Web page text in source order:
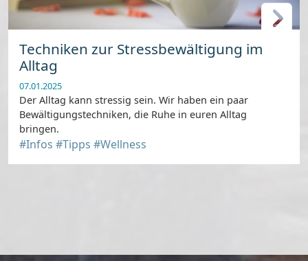
Techniken zur Stressbewältigung im
Alltag
07.01.2025
Der Alltag kann stressig sein. Wir haben ein paar
Bewältigungstechniken, die Ruhe in euren Alltag
bringen.
#Infos #Tipps #Wellness